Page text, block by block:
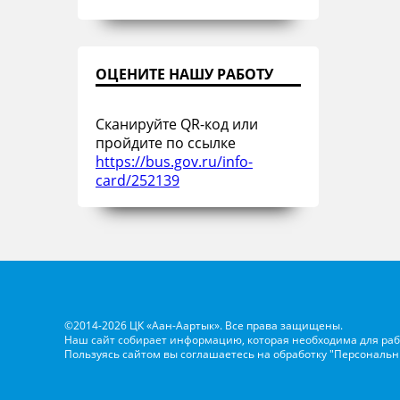
ОЦЕНИТЕ НАШУ РАБОТУ
Сканируйте QR-код или
пройдите по ссылке
https://bus.gov.ru/info-
card/252139
©2014-2026 ЦК «Аан-Аартык». Все права защищены.
Наш сайт собирает информацию, которая необходима для
Пользуясь сайтом вы соглашаетесь на обработку